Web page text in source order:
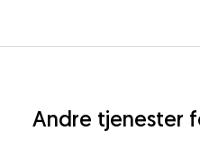
Andre tjenester